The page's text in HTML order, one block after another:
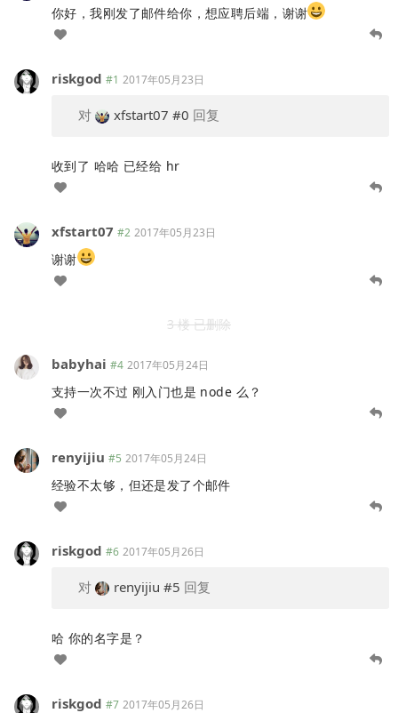
你好，我刚发了邮件给你，想应聘后端，谢谢
riskgod #1 2017年05月23日
对 xfstart07 #0 回复
收到了 哈哈 已经给 hr
xfstart07 #2 2017年05月23日
谢谢
3 楼 已删除
babyhai #4 2017年05月24日
支持一次不过 刚入门也是 node 么？
renyijiu #5 2017年05月24日
经验不太够，但还是发了个邮件
riskgod #6 2017年05月26日
对 renyijiu #5 回复
哈 你的名字是？
riskgod #7 2017年05月26日